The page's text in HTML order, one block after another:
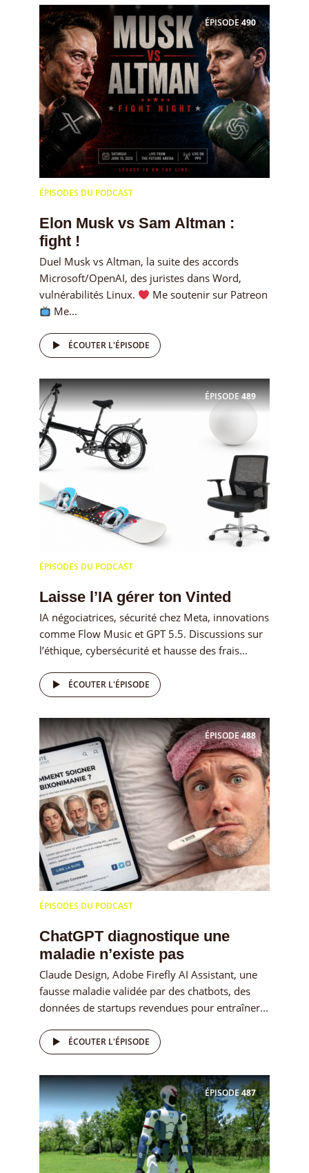
ÉPISODE 490
ÉPISODES DU PODCAST
Elon Musk vs Sam Altman :
fight !
Duel Musk vs Altman, la suite des accords
Microsoft/OpenAI, des juristes dans Word,
vulnérabilités Linux.
Me soutenir sur Patreon
Me...
ÉCOUTER L'ÉPISODE
ÉPISODE489
ÉPISODES DU PODCAST
Laisse l’IA gérer ton Vinted
IA négociatrices, sécurité chez Meta, innovations
comme Flow Music et GPT 5.5. Discussions sur
l’éthique, cybersécurité et hausse des frais...
ÉCOUTER L'ÉPISODE
ÉPISODE488
ÉPISODES DU PODCAST
ChatGPT diagnostique une
maladie n’existe pas
Claude Design, Adobe Firefly AI Assistant, une
fausse maladie validée par des chatbots, des
données de startups revendues pour entraîner...
ÉCOUTER L'ÉPISODE
ÉPISODE487